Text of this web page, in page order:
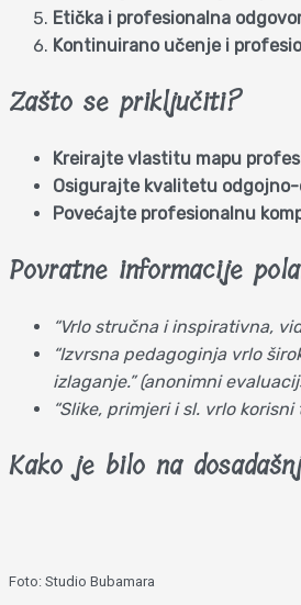
Etička i profesionalna
Kontinuirano učenje i
Zašto se priključiti?
Kreirajte vlastitu mapu
Osigurajte kvalitetu odgojno-
Povećajte profesionalnu
Povratne informacije
“Vrlo stručna i inspirativna,
“Izvrsna pedagoginja vrlo
izlaganje.” (anonimni
“Slike, primjeri i sl. vrlo
Kako je bilo na
Foto: Studio Bubamara